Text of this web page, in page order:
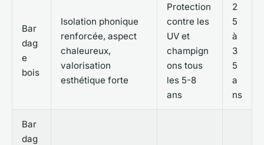
Bar
dag
e
bois
Isolation phonique
renforcée, aspect
chaleureux,
valorisation
esthétique forte
Protection
contre les
UV et
champign
ons tous
les 5-8
ans
2
5
à
3
5
a
ns
Bar
dag